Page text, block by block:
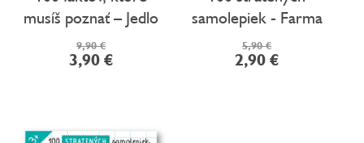
musíš poznať – Jedlo
9,90 €
3,90 €
samolepiek - Farma
5,90 €
2,90 €